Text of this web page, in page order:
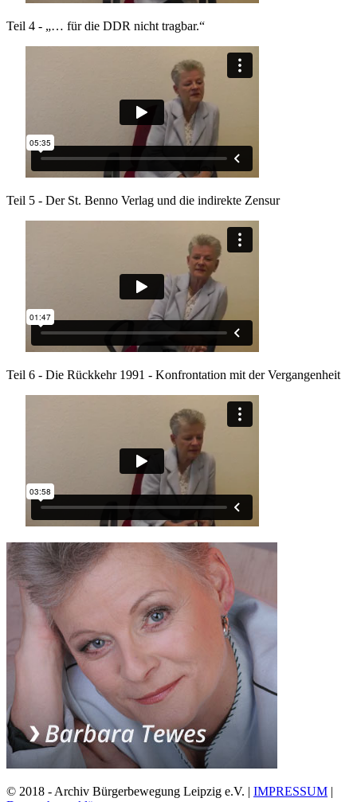
Teil 4 - „… für die DDR nicht tragbar.“
Teil 5 - Der St. Benno Verlag und die indirekte Zensur
Teil 6 - Die Rückkehr 1991 - Konfrontation mit der Vergangenheit
© 2018 - Archiv Bürgerbewegung Leipzig e.V. | IMPRESSUM |